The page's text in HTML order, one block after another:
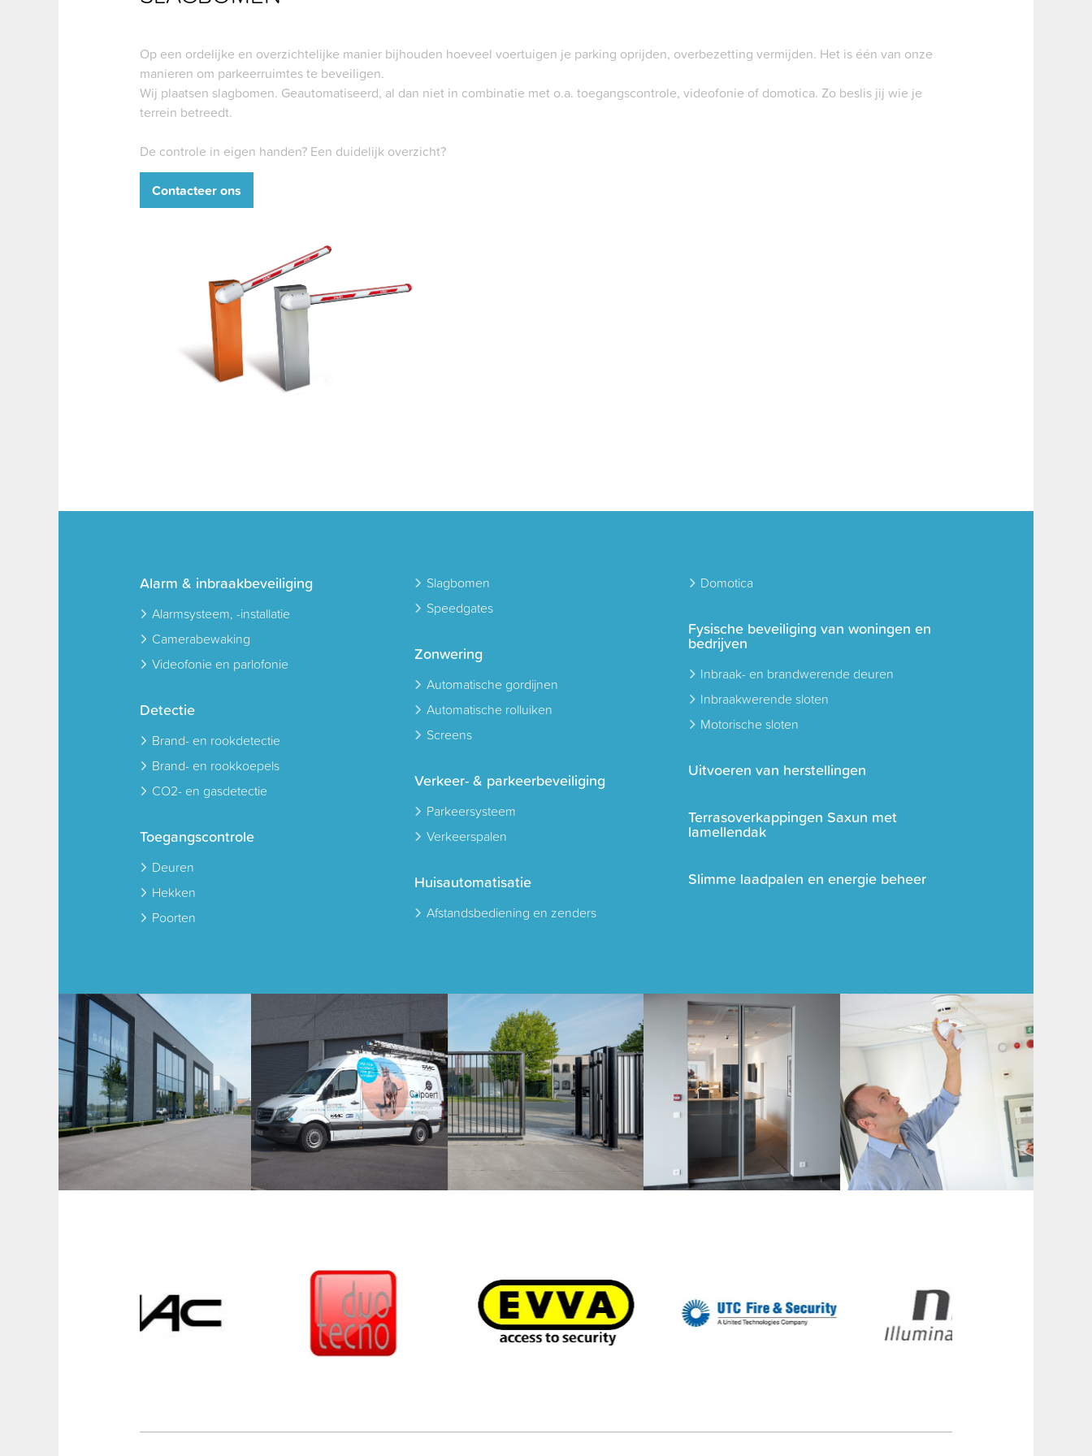
Op een ordelijke en overzichtelijke manier bijhouden hoeveel voertuigen je parking oprijden, overbezetting vermijden. Het is één van onze
manieren om parkeerruimtes te beveiligen.
Wij plaatsen slagbomen. Geautomatiseerd, al dan niet in combinatie met o.a. toegangscontrole, videofonie of domotica. Zo beslis jij wie je
terrein betreedt.
De controle in eigen handen? Een duidelijk overzicht?
Contacteer ons
Alarm & inbraakbeveiliging
Alarmsysteem, -installatie
Camerabewaking
Videofonie en parlofonie
Detectie
Brand- en rookdetectie
Brand- en rookkoepels
CO2- en gasdetectie
Toegangscontrole
Deuren
Hekken
Poorten
Slagbomen
Speedgates
Zonwering
Automatische gordijnen
Automatische rolluiken
Screens
Verkeer- & parkeerbeveiliging
Parkeersysteem
Verkeerspalen
Huisautomatisatie
Afstandsbediening en zenders
Domotica
Fysische beveiliging van woningen en
bedrijven
Inbraak- en brandwerende deuren
Inbraakwerende sloten
Motorische sloten
Uitvoeren van herstellingen
Terrasoverkappingen Saxun met
lamellendak
Slimme laadpalen en energie beheer